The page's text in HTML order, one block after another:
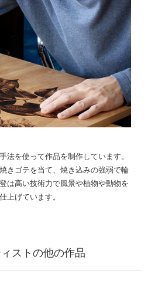
法を使って作品を制作しています。
きゴテを当て、焼き込みの強弱で輪
は高い技術力で風景や植物や動物を
上げています。
ストの他の作品